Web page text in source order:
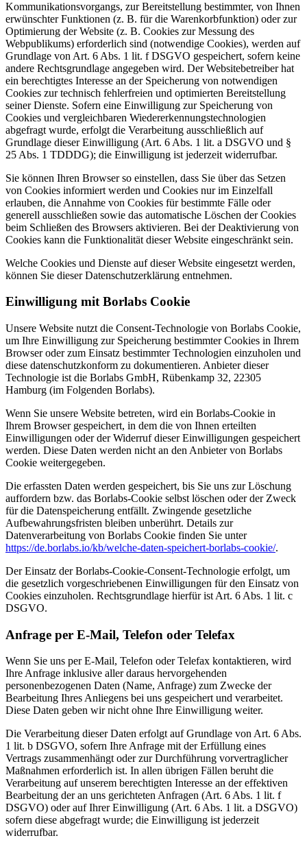
Kommunikationsvorgangs, zur Bereitstellung bestimmter, von Ihnen
erwünschter Funktionen (z. B. für die Warenkorbfunktion) oder zur
Optimierung der Website (z. B. Cookies zur Messung des
Webpublikums) erforderlich sind (notwendige Cookies), werden auf
Grundlage von Art. 6 Abs. 1 lit. f DSGVO gespeichert, sofern keine
andere Rechtsgrundlage angegeben wird. Der Websitebetreiber hat
ein berechtigtes Interesse an der Speicherung von notwendigen
Cookies zur technisch fehlerfreien und optimierten Bereitstellung
seiner Dienste. Sofern eine Einwilligung zur Speicherung von
Cookies und vergleichbaren Wiedererkennungstechnologien
abgefragt wurde, erfolgt die Verarbeitung ausschließlich auf
Grundlage dieser Einwilligung (Art. 6 Abs. 1 lit. a DSGVO und §
25 Abs. 1 TDDDG); die Einwilligung ist jederzeit widerrufbar.
Sie können Ihren Browser so einstellen, dass Sie über das Setzen
von Cookies informiert werden und Cookies nur im Einzelfall
erlauben, die Annahme von Cookies für bestimmte Fälle oder
generell ausschließen sowie das automatische Löschen der Cookies
beim Schließen des Browsers aktivieren. Bei der Deaktivierung von
Cookies kann die Funktionalität dieser Website eingeschränkt sein.
Welche Cookies und Dienste auf dieser Website eingesetzt werden,
können Sie dieser Datenschutzerklärung entnehmen.
Einwilligung mit Borlabs Cookie
Unsere Website nutzt die Consent-Technologie von Borlabs Cookie,
um Ihre Einwilligung zur Speicherung bestimmter Cookies in Ihrem
Browser oder zum Einsatz bestimmter Technologien einzuholen und
diese datenschutzkonform zu dokumentieren. Anbieter dieser
Technologie ist die Borlabs GmbH, Rübenkamp 32, 22305
Hamburg (im Folgenden Borlabs).
Wenn Sie unsere Website betreten, wird ein Borlabs-Cookie in
Ihrem Browser gespeichert, in dem die von Ihnen erteilten
Einwilligungen oder der Widerruf dieser Einwilligungen gespeichert
werden. Diese Daten werden nicht an den Anbieter von Borlabs
Cookie weitergegeben.
Die erfassten Daten werden gespeichert, bis Sie uns zur Löschung
auffordern bzw. das Borlabs-Cookie selbst löschen oder der Zweck
für die Datenspeicherung entfällt. Zwingende gesetzliche
Aufbewahrungsfristen bleiben unberührt. Details zur
Datenverarbeitung von Borlabs Cookie finden Sie unter
https://de.borlabs.io/kb/welche-daten-speichert-borlabs-cookie/.
Der Einsatz der Borlabs-Cookie-Consent-Technologie erfolgt, um
die gesetzlich vorgeschriebenen Einwilligungen für den Einsatz von
Cookies einzuholen. Rechtsgrundlage hierfür ist Art. 6 Abs. 1 lit. c
DSGVO.
Anfrage per E-Mail, Telefon oder Telefax
Wenn Sie uns per E-Mail, Telefon oder Telefax kontaktieren, wird
Ihre Anfrage inklusive aller daraus hervorgehenden
personenbezogenen Daten (Name, Anfrage) zum Zwecke der
Bearbeitung Ihres Anliegens bei uns gespeichert und verarbeitet.
Diese Daten geben wir nicht ohne Ihre Einwilligung weiter.
Die Verarbeitung dieser Daten erfolgt auf Grundlage von Art. 6 Abs.
1 lit. b DSGVO, sofern Ihre Anfrage mit der Erfüllung eines
Vertrags zusammenhängt oder zur Durchführung vorvertraglicher
Maßnahmen erforderlich ist. In allen übrigen Fällen beruht die
Verarbeitung auf unserem berechtigten Interesse an der effektiven
Bearbeitung der an uns gerichteten Anfragen (Art. 6 Abs. 1 lit. f
DSGVO) oder auf Ihrer Einwilligung (Art. 6 Abs. 1 lit. a DSGVO)
sofern diese abgefragt wurde; die Einwilligung ist jederzeit
widerrufbar.